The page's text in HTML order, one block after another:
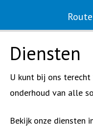
Route
Diensten
U kunt bij ons
onderhoud van alle
Bekijk onze diensten